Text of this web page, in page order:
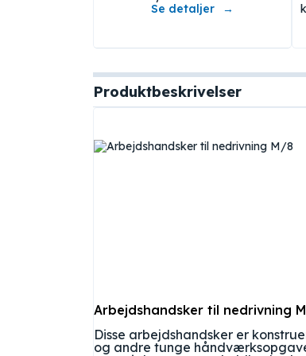
Se detaljer
Produktbeskrivelser
Arbejdshandsker til nedrivning
Disse arbejdshandsker er
og andre tunge